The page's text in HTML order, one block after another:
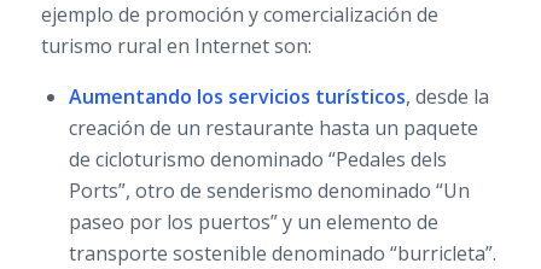
ejemplo de promoción y comercialización de
turismo rural en Internet son:
Aumentando los servicios turísticos, desde la
creación de un restaurante hasta un paquete
de cicloturismo denominado “Pedales dels
Ports”, otro de senderismo denominado “Un
paseo por los puertos” y un elemento de
transporte sostenible denominado “burricleta”.